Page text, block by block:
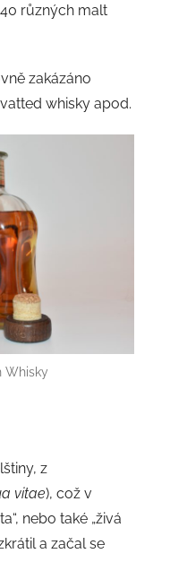
různých malt
zakázáno
whisky apod.
Whisky
z
vitae), což v
nebo také „živá
a začal se